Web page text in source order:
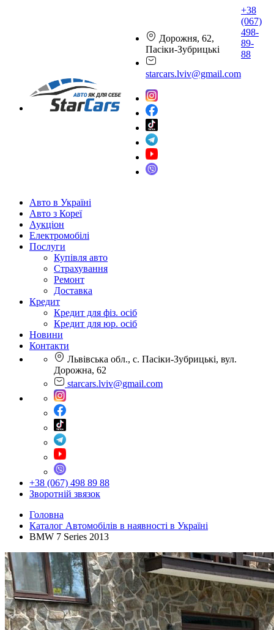
Дорожня, 62,
Пасіки-Зубрицькі
starcars.lviv@gmail.com
+38
(067)
498-
89-
88
Авто в Україні
Авто з Кореї
Аукціон
Електромобілі
Послуги
Купівля авто
Страхування
Ремонт
Доставка
Кредит
Кредит для фіз. осіб
Кредит для юр. осіб
Новини
Контакти
Львівська обл., с. Пасіки-Зубрицькі, вул.
Дорожна, 62
starcars.lviv@gmail.com
+38 (067) 498 89 88
Зворотній звязок
Головна
Каталог Автомобілів в наявності в Україні
BMW 7 Series 2013